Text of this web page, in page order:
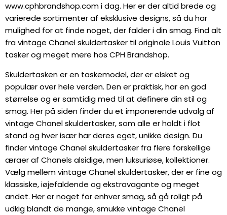
www.cphbrandshop.com i dag. Her er der altid brede og
varierede sortimenter af eksklusive designs, så du har
mulighed for at finde noget, der falder i din smag. Find alt
fra vintage Chanel skuldertasker til originale Louis Vuitton
tasker og meget mere hos CPH Brandshop.
Skuldertasken er en taskemodel, der er elsket og
populær over hele verden. Den er praktisk, har en god
størrelse og er samtidig med til at definere din stil og
smag. Her på siden finder du et imponerende udvalg af
vintage Chanel skuldertasker, som alle er holdt i flot
stand og hver især har deres eget, unikke design. Du
finder vintage Chanel skuldertasker fra flere forskellige
æraer af Chanels alsidige, men luksuriøse, kollektioner.
Vælg mellem vintage Chanel skuldertasker, der er fine og
klassiske, iøjefaldende og ekstravagante og meget
andet. Her er noget for enhver smag, så gå roligt på
udkig blandt de mange, smukke vintage Chanel